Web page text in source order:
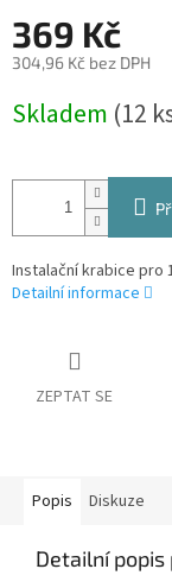
369 Kč
304,96 Kč bez DPH
cena:
Skladem (12
Instalační krabice pro
Detailní informace
ZEPTAT SE
Popis Diskuze
Detailní popis